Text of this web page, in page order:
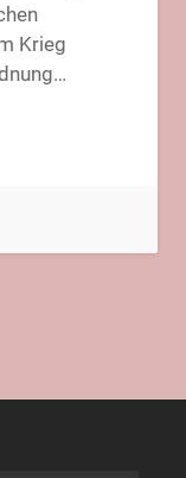
Krieg